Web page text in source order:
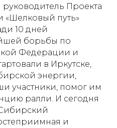
Проекта
путь»
10 дней
борьбы по
Федерации и
в Иркутске,
энергии,
участники, помог им
ралли. И сегодня
и